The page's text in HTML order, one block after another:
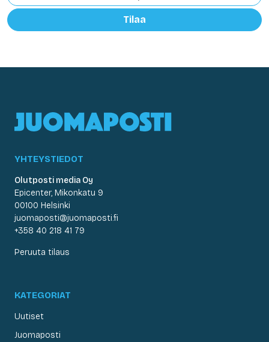
Tilaa
YHTEYSTIEDOT
Olutposti media Oy
Epicenter, Mikonkatu 9
00100 Helsinki
juomaposti@juomaposti.fi
+358 40 218 41 79
Peruuta tilaus
KATEGORIAT
Uutiset
Juomaposti